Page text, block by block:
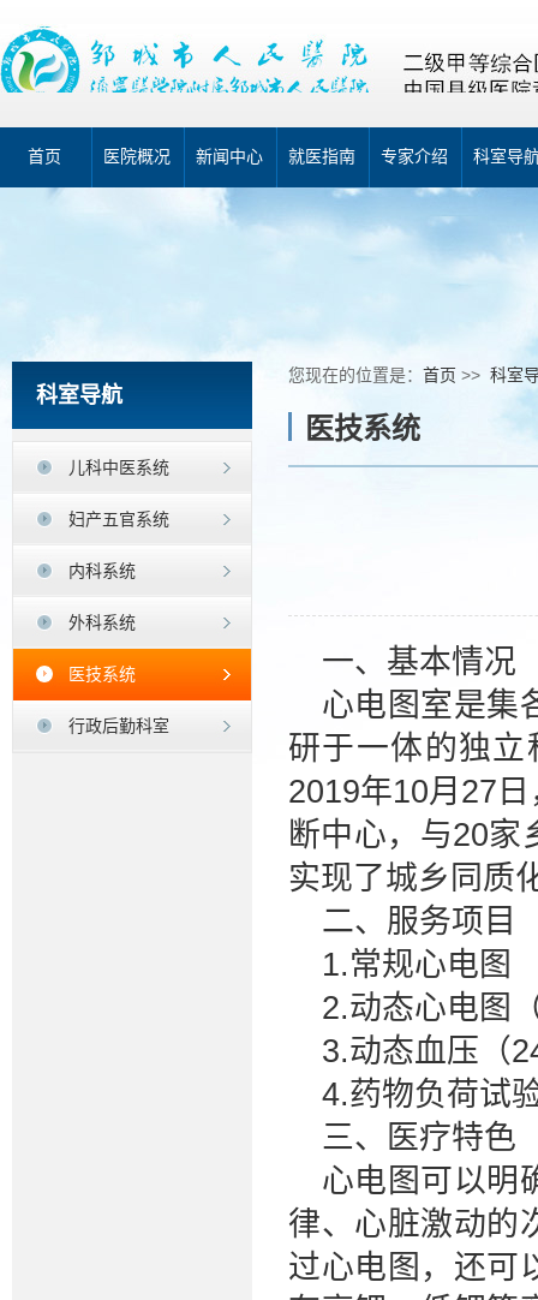
首页 医院概况 新闻中心 就医指南 专家介绍 科室导
科室导航
儿科中医系统
妇产五官系统
内科系统
外科系统
医技系统
行政后勤科室
您现在的位置是： 首页 >> 科室
医技系统
一、基本情况
心电图室是集
研于一体的独
2019年10月27
断中心，与20家
实现了城乡同质
二、服务项目
1.常规心电图
2.动态心电图
3.动态血压（
4.药物负荷试
三、医疗特色
心电图可以明
律、心脏激动的
过心电图，还可